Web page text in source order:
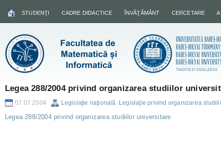
STUDENŢI CADRE DIDACTICE ÎNVĂŢĂMÂNT CERCETARE
Legea 288/2004 privind organizarea studiilor
07.07.2004 Legislaţie naţională, Legislaţie privind organizarea
Legea 288/2004 privind organizarea studiilor universitare